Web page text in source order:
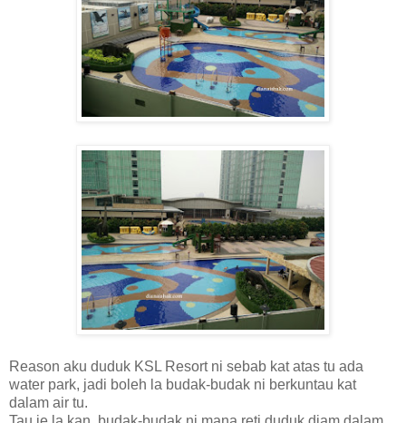
Reason aku duduk KSL Resort ni sebab kat atas tu ada
water park, jadi boleh la budak-budak ni berkuntau kat
dalam air tu.